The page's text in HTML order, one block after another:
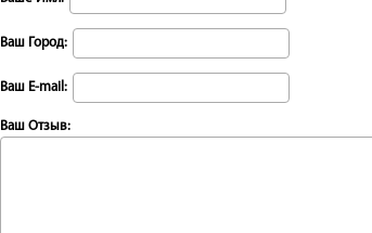
Ваш Город:
Ваш E-mail:
Ваш Отзыв: